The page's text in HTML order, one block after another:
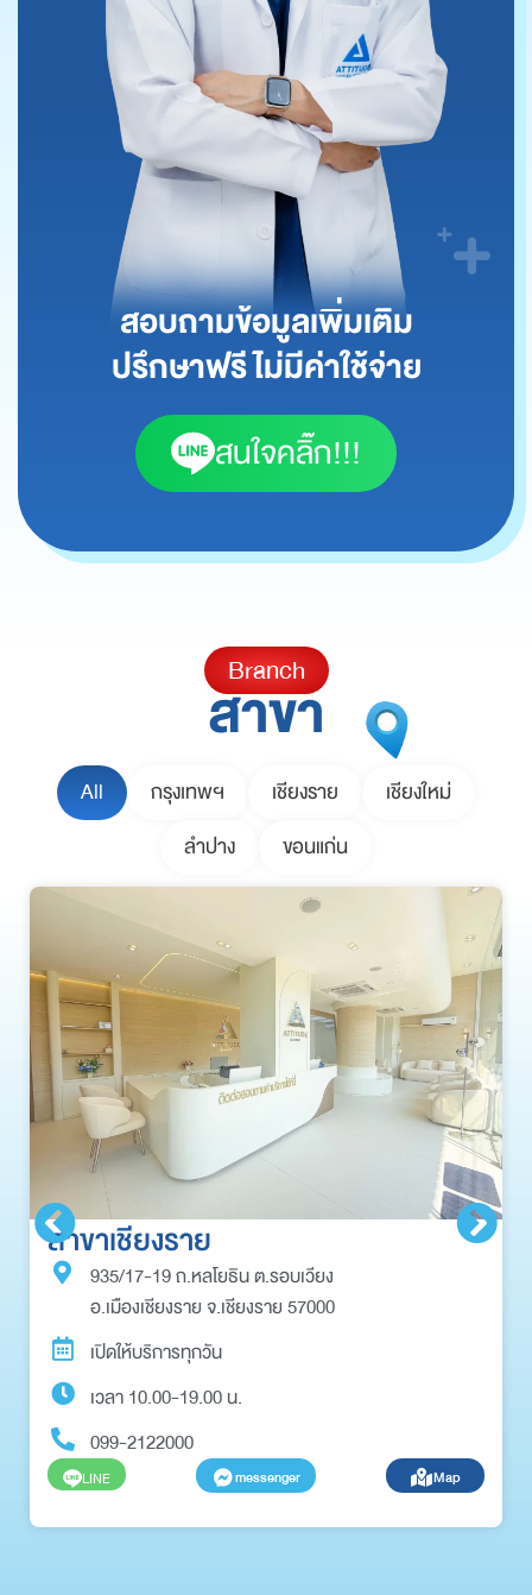
สอบถามข้อมูลเพิ่มเติม
ปรึกษาฟรี ไม่มีค่าใช้จ่าย
สนใจคลิ๊ก!!!
Branch
สาขา
All กรุงเทพฯ เชียงราย
เชียงใหม่
ลำปาง
ขอนแก่น
สาขาเชียงราย
935/17-19 ถ.หลโยธิน ต.รอบเวียง
อ.เมืองเชียงราย จ.เชียงราย 57000
เปิดให้บริการทุกวัน
เวลา 10.00-19.00 น.
099-2122000
LINE messenger Map